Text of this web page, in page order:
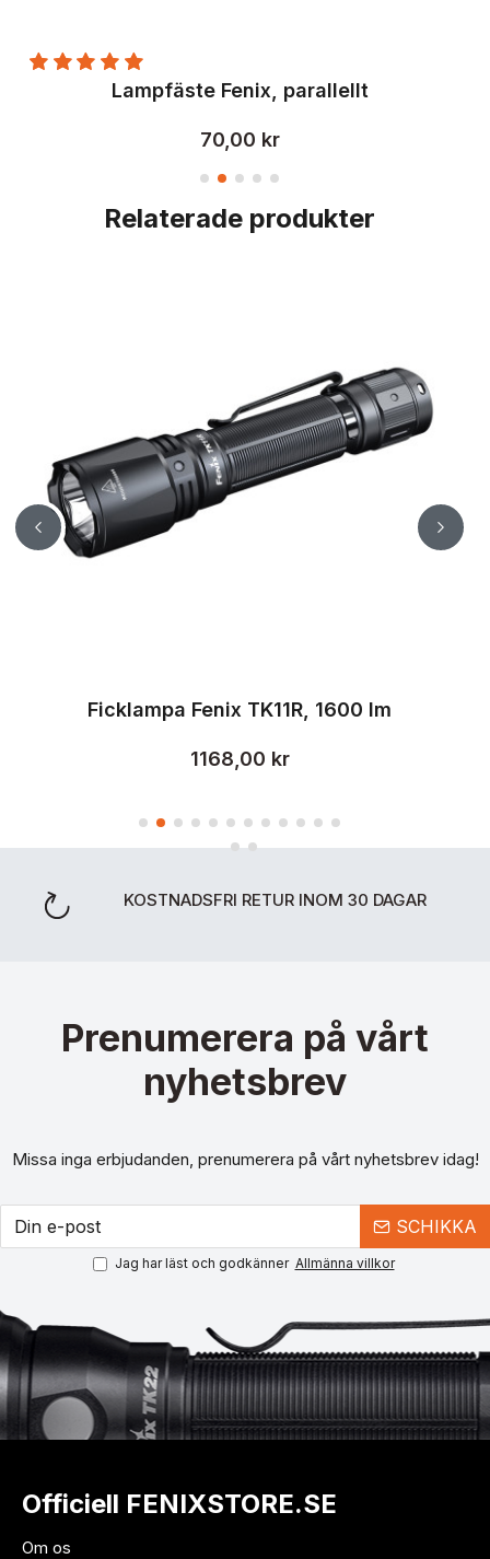
Lampfäste Fenix, parallellt
70,00 kr
Relaterade produkter
Ficklampa Fenix TK11R, 1600 lm
1168,00 kr
KOSTNADSFRI RETUR INOM 30 DAGAR
Prenumerera på vårt
nyhetsbrev
Missa inga erbjudanden, prenumerera på vårt nyhetsbrev idag!
SCHIKKA
Jag har läst och godkänner Allmänna villkor
Officiell FENIXSTORE.SE
Om os